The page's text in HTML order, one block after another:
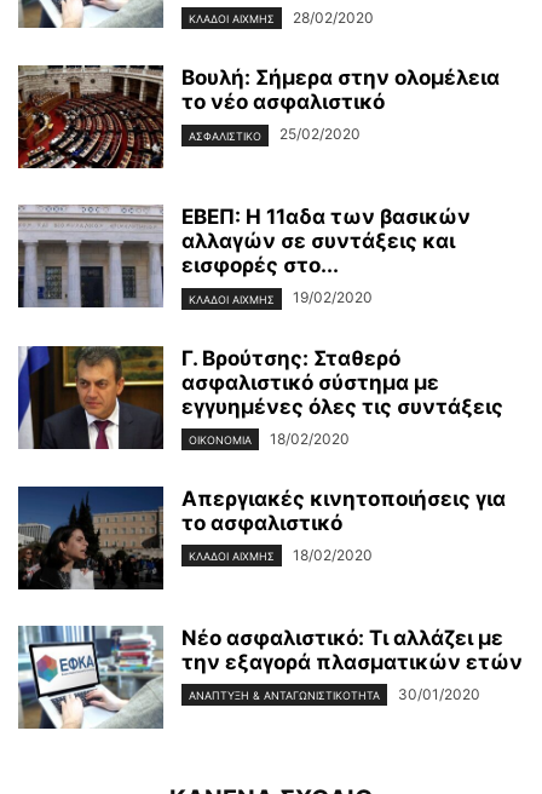
ΚΛΆΔΟΙ ΑΙΧΜΉΣ 28/02/2020
Βουλή: Σήμερα στην ολομέλεια
το νέο ασφαλιστικό
ΑΣΦΑΛΙΣΤΙΚΌ 25/02/2020
ΕΒΕΠ: Η 11αδα των βασικών
αλλαγών σε συντάξεις και
εισφορές στο...
ΚΛΆΔΟΙ ΑΙΧΜΉΣ 19/02/2020
Γ. Βρούτσης: Σταθερό
ασφαλιστικό σύστημα με
εγγυημένες όλες τις συντάξεις
ΟΙΚΟΝΟΜΊΑ 18/02/2020
Απεργιακές κινητοποιήσεις για
το ασφαλιστικό
ΚΛΆΔΟΙ ΑΙΧΜΉΣ 18/02/2020
Νέο ασφαλιστικό: Τι αλλάζει με
την εξαγορά πλασματικών ετών
ΑΝΆΠΤΥΞΗ & ΑΝΤΑΓΩΝΙΣΤΙΚΌΤΗΤΑ 30/01/2020